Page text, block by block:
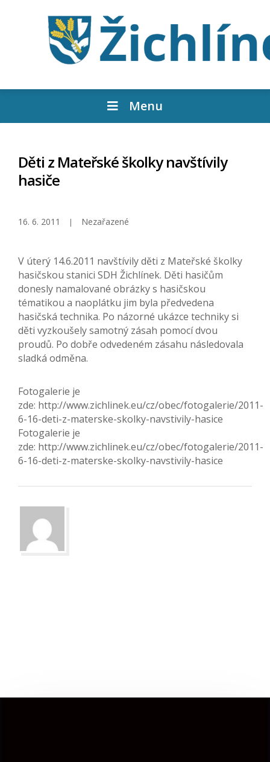
Menu
Děti z Mateřské školky navštívily
hasiče
16. 6. 2011 Nezařazené
V úterý 14.6.2011 navštívily děti z Mateřské školky
hasičskou stanici SDH Žichlínek. Děti hasičům
donesly namalované obrázky s hasičskou
tématikou a naoplátku jim byla předvedena
hasičská technika. Po názorné ukázce techniky si
děti vyzkoušely samotný zásah pomocí dvou
proudů. Po dobře odvedeném zásahu následovala
sladká odměna.
Fotogalerie je
zde: http://www.zichlinek.eu/cz/obec/fotogalerie/2011-
6-16-deti-z-materske-skolky-navstivily-hasice
Fotogalerie je
zde: http://www.zichlinek.eu/cz/obec/fotogalerie/2011-
6-16-deti-z-materske-skolky-navstivily-hasice